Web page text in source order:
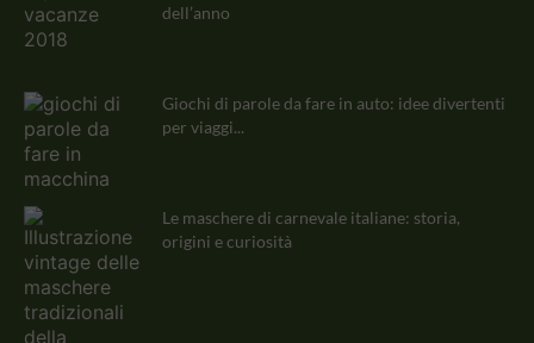
dell’anno
Giochi di parole da fare in auto: idee divertenti
per viaggi...
Le maschere di carnevale italiane: storia,
origini e curiosità